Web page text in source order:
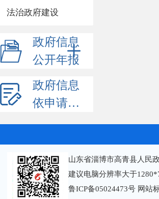
法治政府建设
政府信息
公开年报
政府信息
依申请公开
山东省淄博市高青县人民
建议电脑分辨率大于
鲁ICP备05024473号 网站